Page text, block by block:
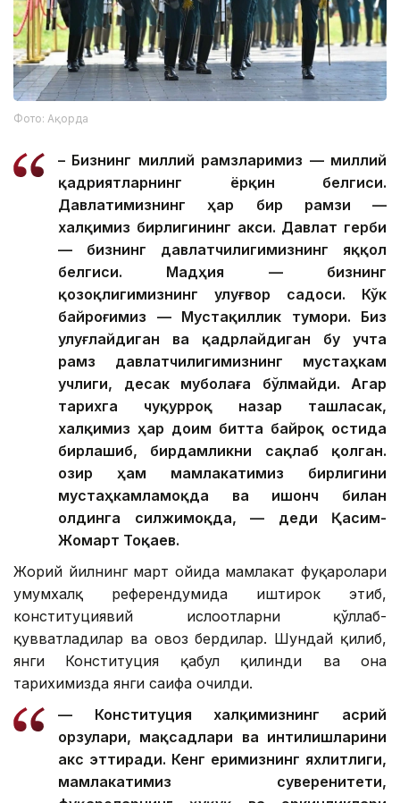
Фото: Ақорда
– Бизнинг миллий рамзларимиз — миллий
қадриятларнинг ёрқин белгиси.
Давлатимизнинг ҳар бир рамзи —
халқимиз бирлигининг акси. Давлат герби
— бизнинг давлатчилигимизнинг яққол
белгиси. Мадҳия — бизнинг
қозоқлигимизнинг улуғвор садоси. Кўк
байроғимиз — Мустақиллик тумори. Биз
улуғлайдиган ва қадрлайдиган бу учта
рамз давлатчилигимизнинг мустаҳкам
учлиги, десак муболаға бўлмайди. Агар
тарихга чуқурроқ назар ташласак,
халқимиз ҳар доим битта байроқ остида
бирлашиб, бирдамликни сақлаб қолган.
Ҳозир ҳам мамлакатимиз бирлигини
мустаҳкамламоқда ва ишонч билан
олдинга силжимоқда, — деди Қасим-
Жомарт Тоқаев.
Жорий йилнинг март ойида мамлакат фуқаролари
умумхалқ референдумида иштирок этиб,
конституциявий ислоҳотларни қўллаб-
қувватладилар ва овоз бердилар. Шундай қилиб,
янги Конституция қабул қилинди ва она
тарихимизда янги саҳифа очилди.
— Конституция халқимизнинг асрий
орзулари, мақсадлари ва интилишларини
акс эттиради. Кенг еримизнинг яхлитлиги,
мамлакатимиз суверенитети,